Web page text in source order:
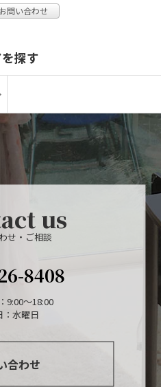
問い合わせ
探す
us
せ・ご相談
8408
9:00～18:00
：水曜日
合わせ